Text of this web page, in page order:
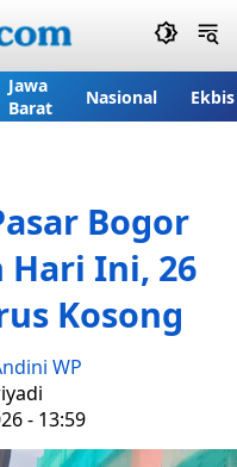
Jawa
Barat
Nasional Ekbis
Bogor
Hari Ini, 26
Kosong
WP
- 13:59